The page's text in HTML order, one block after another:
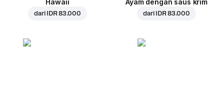
dari IDR 83.000 dari IDR 83.000